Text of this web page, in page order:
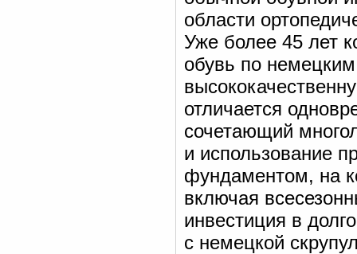
области
Уже более 45 лет
обувь по
отличается
сочетающий
и использование
фундаментом, на
включая
инвестиция в
с немецкой